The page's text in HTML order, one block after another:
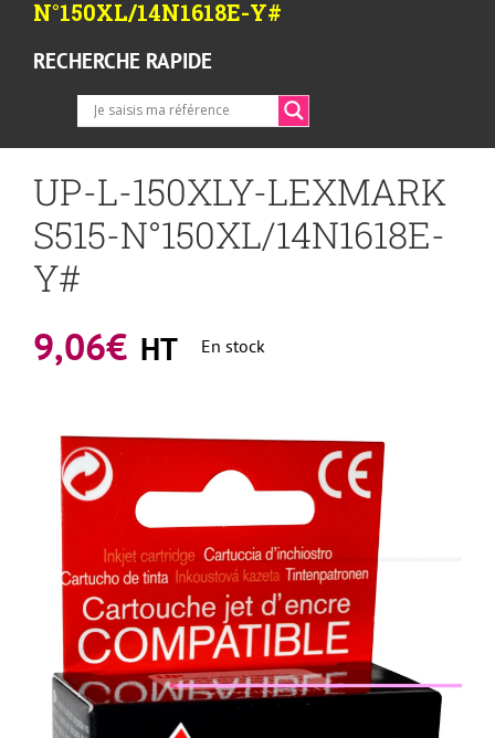
N°150XL/14N1618E-Y#
RECHERCHE RAPIDE
UP-L-150XLY-LEXMARK
S515-N°150XL/14N1618E-
Y#
9,06€ HT En stock